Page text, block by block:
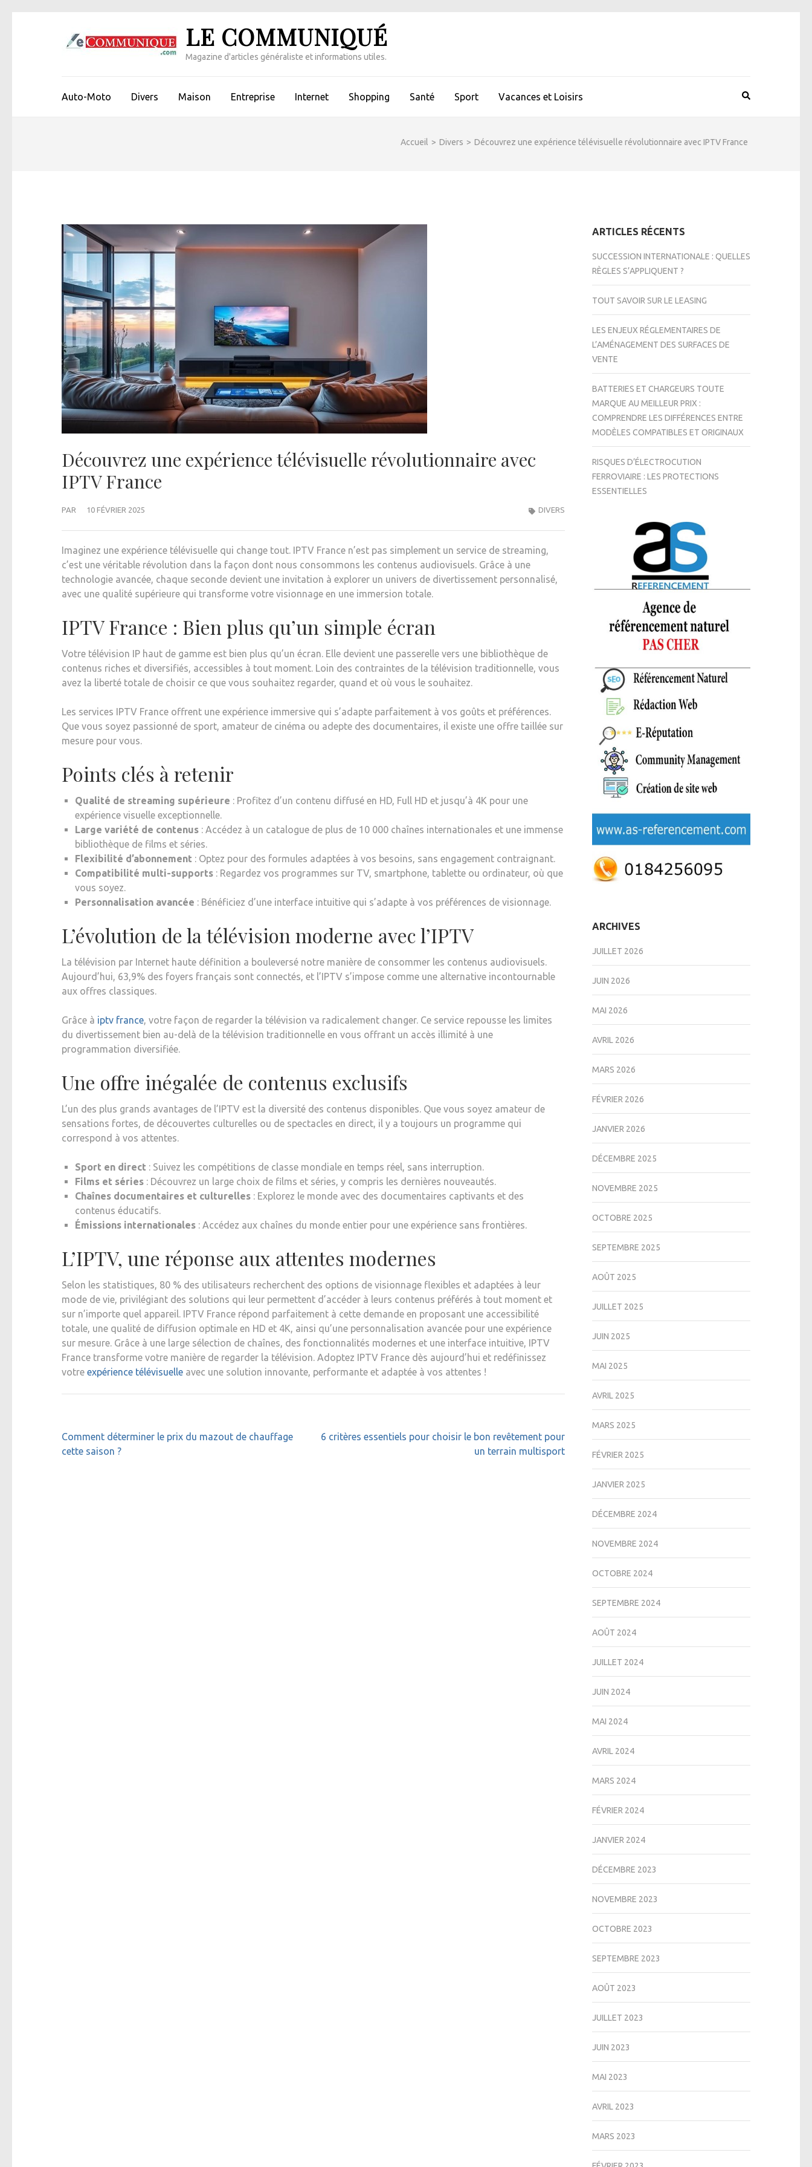
LE COMMUNIQUÉ
Magazine d'articles généraliste et informations utiles.
Auto-Moto Divers Maison Entreprise Internet Shopping Santé Sport Vacances et Loisirs
Accueil > Divers > Découvrez une expérience télévisuelle révolutionnaire avec IPTV France
Découvrez une expérience télévisuelle révolutionnaire avec
IPTV France
PAR 10 FÉVRIER 2025 DIVERS
Imaginez une expérience télévisuelle qui change tout. IPTV France n’est pas simplement un service de streaming,
c’est une véritable révolution dans la façon dont nous consommons les contenus audiovisuels. Grâce à une
technologie avancée, chaque seconde devient une invitation à explorer un univers de divertissement personnalisé,
avec une qualité supérieure qui transforme votre visionnage en une immersion totale.
IPTV France : Bien plus qu’un simple écran
Votre télévision IP haut de gamme est bien plus qu’un écran. Elle devient une passerelle vers une bibliothèque de
contenus riches et diversifiés, accessibles à tout moment. Loin des contraintes de la télévision traditionnelle, vous
avez la liberté totale de choisir ce que vous souhaitez regarder, quand et où vous le souhaitez.
Les services IPTV France offrent une expérience immersive qui s’adapte parfaitement à vos goûts et préférences.
Que vous soyez passionné de sport, amateur de cinéma ou adepte des documentaires, il existe une offre taillée sur
mesure pour vous.
Points clés à retenir
Qualité de streaming supérieure : Profitez d’un contenu diffusé en HD, Full HD et jusqu’à 4K pour une
expérience visuelle exceptionnelle.
Large variété de contenus : Accédez à un catalogue de plus de 10 000 chaînes internationales et une immense
bibliothèque de films et séries.
Flexibilité d’abonnement : Optez pour des formules adaptées à vos besoins, sans engagement contraignant.
Compatibilité multi-supports : Regardez vos programmes sur TV, smartphone, tablette ou ordinateur, où que
vous soyez.
Personnalisation avancée : Bénéficiez d’une interface intuitive qui s’adapte à vos préférences de visionnage.
L’évolution de la télévision moderne avec l’IPTV
La télévision par Internet haute définition a bouleversé notre manière de consommer les contenus audiovisuels.
Aujourd’hui, 63,9% des foyers français sont connectés, et l’IPTV s’impose comme une alternative incontournable
aux offres classiques.
Grâce à iptv france, votre façon de regarder la télévision va radicalement changer. Ce service repousse les limites
du divertissement bien au-delà de la télévision traditionnelle en vous offrant un accès illimité à une
programmation diversifiée.
Une offre inégalée de contenus exclusifs
L’un des plus grands avantages de l’IPTV est la diversité des contenus disponibles. Que vous soyez amateur de
sensations fortes, de découvertes culturelles ou de spectacles en direct, il y a toujours un programme qui
correspond à vos attentes.
Sport en direct : Suivez les compétitions de classe mondiale en temps réel, sans interruption.
Films et séries : Découvrez un large choix de films et séries, y compris les dernières nouveautés.
Chaînes documentaires et culturelles : Explorez le monde avec des documentaires captivants et des
contenus éducatifs.
Émissions internationales : Accédez aux chaînes du monde entier pour une expérience sans frontières.
L’IPTV, une réponse aux attentes modernes
Selon les statistiques, 80 % des utilisateurs recherchent des options de visionnage flexibles et adaptées à leur
mode de vie, privilégiant des solutions qui leur permettent d’accéder à leurs contenus préférés à tout moment et
sur n’importe quel appareil. IPTV France répond parfaitement à cette demande en proposant une accessibilité
totale, une qualité de diffusion optimale en HD et 4K, ainsi qu’une personnalisation avancée pour une expérience
sur mesure. Grâce à une large sélection de chaînes, des fonctionnalités modernes et une interface intuitive, IPTV
France transforme votre manière de regarder la télévision. Adoptez IPTV France dès aujourd’hui et redéfinissez
votre expérience télévisuelle avec une solution innovante, performante et adaptée à vos attentes !
Navigation
de
Comment déterminer le prix du mazout de chauffage
cette saison ?
6 critères essentiels pour choisir le bon revêtement pour
un terrain multisport
ARTICLES RÉCENTS
SUCCESSION INTERNATIONALE : QUELLES
RÈGLES S’APPLIQUENT ?
TOUT SAVOIR SUR LE LEASING
LES ENJEUX RÉGLEMENTAIRES DE
L’AMÉNAGEMENT DES SURFACES DE
VENTE
BATTERIES ET CHARGEURS TOUTE
MARQUE AU MEILLEUR PRIX :
COMPRENDRE LES DIFFÉRENCES ENTRE
MODÈLES COMPATIBLES ET ORIGINAUX
RISQUES D’ÉLECTROCUTION
FERROVIAIRE : LES PROTECTIONS
ESSENTIELLES
ARCHIVES
JUILLET 2026
JUIN 2026
MAI 2026
AVRIL 2026
MARS 2026
FÉVRIER 2026
JANVIER 2026
DÉCEMBRE 2025
NOVEMBRE 2025
OCTOBRE 2025
SEPTEMBRE 2025
AOÛT 2025
JUILLET 2025
JUIN 2025
MAI 2025
AVRIL 2025
MARS 2025
FÉVRIER 2025
JANVIER 2025
DÉCEMBRE 2024
NOVEMBRE 2024
OCTOBRE 2024
SEPTEMBRE 2024
AOÛT 2024
JUILLET 2024
JUIN 2024
MAI 2024
AVRIL 2024
MARS 2024
FÉVRIER 2024
JANVIER 2024
DÉCEMBRE 2023
NOVEMBRE 2023
OCTOBRE 2023
SEPTEMBRE 2023
AOÛT 2023
JUILLET 2023
JUIN 2023
MAI 2023
AVRIL 2023
MARS 2023